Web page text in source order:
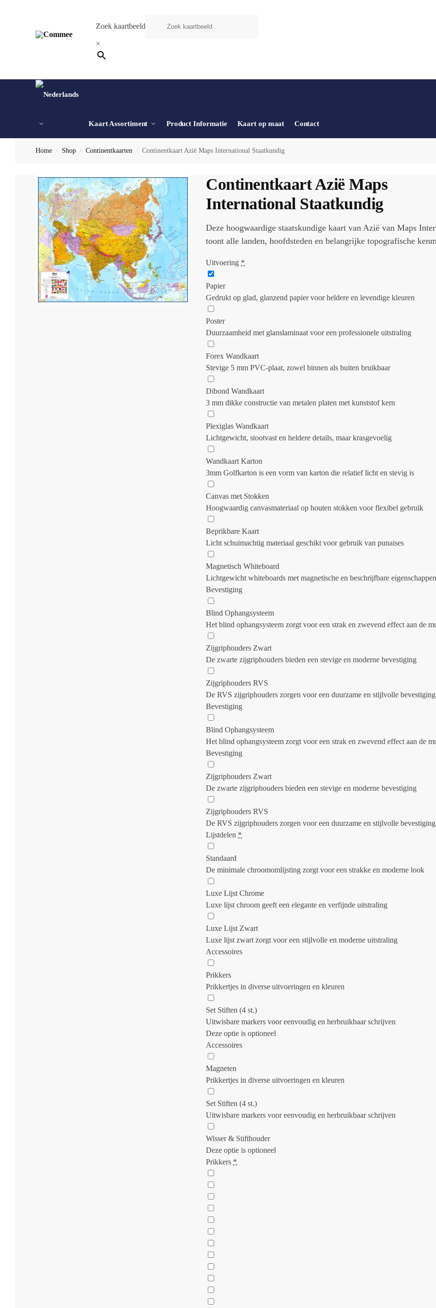
Zoek kaartbeeld
×
Kaart Assortiment Product Informatie Kaart op maat Contact
Home / Shop / Continentkaarten / Continentkaart Azië Maps International Staatkundig
Continentkaart Azië Maps
International Staatkundig
Deze hoogwaardige staatskundige kaart van Azië van Maps
toont alle landen, hoofdsteden en belangrijke topografische
Uitvoering *
Papier
Gedrukt op glad, glanzend papier voor heldere en levendige kleuren
Poster
Duurzaamheid met glanslaminaat voor een professionele uitstraling
Forex Wandkaart
Stevige 5 mm PVC-plaat, zowel binnen als buiten bruikbaar
Dibond Wandkaart
3 mm dikke constructie van metalen platen met kunststof kern
Plexiglas Wandkaart
Lichtgewicht, stootvast en heldere details, maar krasgevoelig
Wandkaart Karton
3mm Golfkarton is een vorm van karton die relatief licht en stevig is
Canvas met Stokken
Hoogwaardig canvasmateriaal op houten stokken voor flexibel gebruik
Beprikbare Kaart
Licht schuimachtig materiaal geschikt voor gebruik van punaises
Magnetisch Whiteboard
Lichtgewicht whiteboards met magnetische en beschrijfbare
Bevestiging
Blind Ophangsysteem
Het blind ophangsysteem zorgt voor een strak en zwevend effect aan de
Zijgriphouders Zwart
De zwarte zijgriphouders bieden een stevige en moderne bevestiging
Zijgriphouders RVS
De RVS zijgriphouders zorgen voor een duurzame en stijlvolle bevestiging
Bevestiging
Blind Ophangsysteem
Het blind ophangsysteem zorgt voor een strak en zwevend effect aan de
Bevestiging
Zijgriphouders Zwart
De zwarte zijgriphouders bieden een stevige en moderne bevestiging
Zijgriphouders RVS
De RVS zijgriphouders zorgen voor een duurzame en stijlvolle bevestiging
Lijstdelen *
Standaard
De minimale chroomomlijsting zorgt voor een strakke en moderne look
Luxe Lijst Chrome
Luxe lijst chroom geeft een elegante en verfijnde uitstraling
Luxe Lijst Zwart
Luxe lijst zwart zorgt voor een stijlvolle en moderne uitstraling
Accessoires
Prikkers
Prikkertjes in diverse uitvoeringen en kleuren
Set Stiften (4 st.)
Uitwisbare markers voor eenvoudig en herbruikbaar schrijven
Deze optie is optioneel
Accessoires
Magneten
Prikkertjes in diverse uitvoeringen en kleuren
Set Stiften (4 st.)
Uitwisbare markers voor eenvoudig en herbruikbaar schrijven
Wisser & Stifthouder
Deze optie is optioneel
Prikkers *